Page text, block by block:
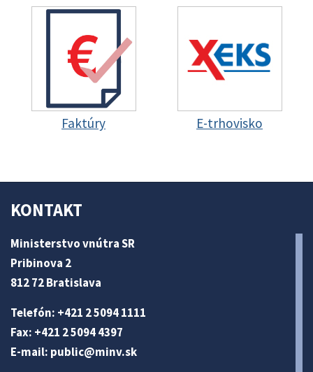
Faktúry E-trhovisko
KONTAKT
Ministerstvo vnútra SR
Pribinova 2
812 72 Bratislava
Telefón: +421 2 5094 1111
Fax: +421 2 5094 4397
E-mail: public@minv.sk